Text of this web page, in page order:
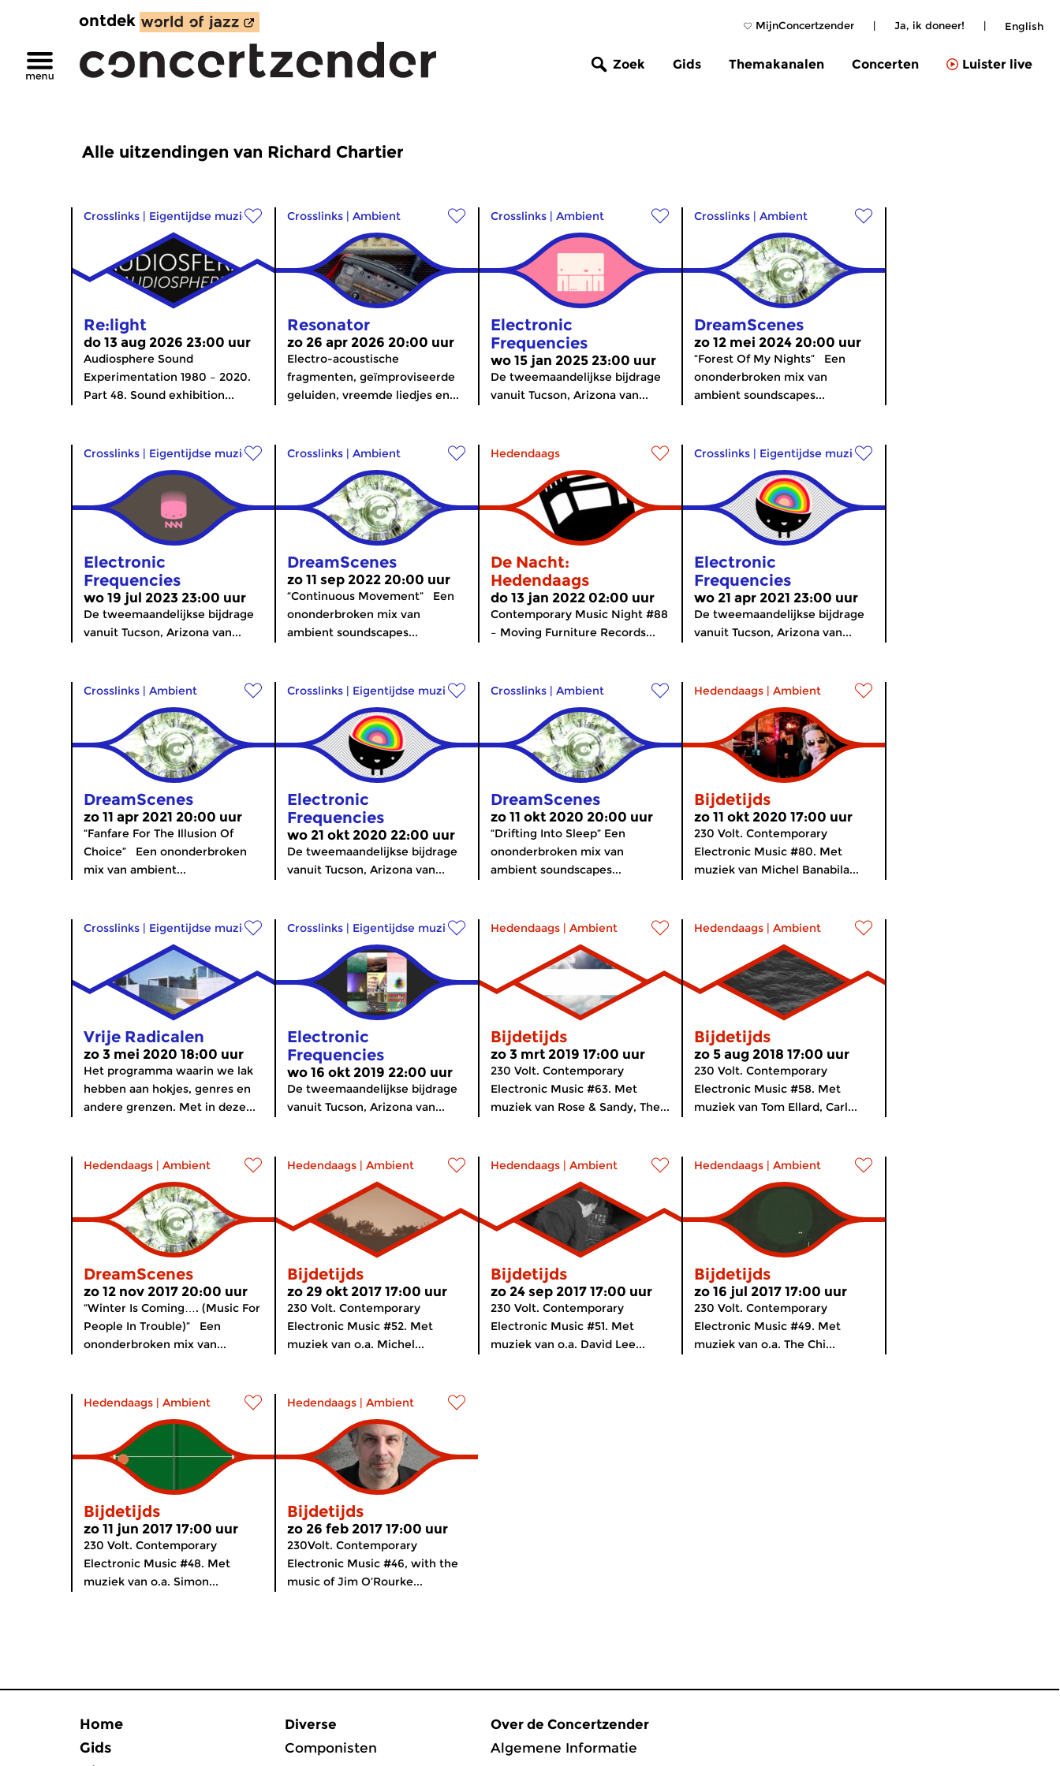
MijnConcertzender | Ja, ik doneer! | English
ontdek
Zoek Gids Themakanalen Concerten Luister live
Alle uitzendingen van Richard Chartier
Crosslinks | Eigentijdse muziek
Re:light
do 13 aug 2026 23:00 uur
Audiosphere Sound
Experimentation 1980 – 2020.
Part 48. Sound exhibition...
Crosslinks | Ambient
Resonator
zo 26 apr 2026 20:00 uur
Electro-acoustische
fragmenten, geïmproviseerde
geluiden, vreemde liedjes en...
Crosslinks | Ambient
Electronic
Frequencies
wo 15 jan 2025 23:00 uur
De tweemaandelijkse bijdrage
vanuit Tucson, Arizona van...
Crosslinks | Ambient
DreamScenes
zo 12 mei 2024 20:00 uur
“Forest Of My Nights” Een
ononderbroken mix van
ambient soundscapes...
Crosslinks | Eigentijdse muziek
Electronic
Frequencies
wo 19 jul 2023 23:00 uur
De tweemaandelijkse bijdrage
vanuit Tucson, Arizona van...
Crosslinks | Ambient
DreamScenes
zo 11 sep 2022 20:00 uur
“Continuous Movement” Een
ononderbroken mix van
ambient soundscapes...
Hedendaags
De Nacht:
Hedendaags
do 13 jan 2022 02:00 uur
Contemporary Music Night #88
– Moving Furniture Records...
Crosslinks | Eigentijdse muziek
Electronic
Frequencies
wo 21 apr 2021 23:00 uur
De tweemaandelijkse bijdrage
vanuit Tucson, Arizona van...
Crosslinks | Ambient
DreamScenes
zo 11 apr 2021 20:00 uur
“Fanfare For The Illusion Of
Choice” Een ononderbroken
mix van ambient...
Crosslinks | Eigentijdse muziek
Electronic
Frequencies
wo 21 okt 2020 22:00 uur
De tweemaandelijkse bijdrage
vanuit Tucson, Arizona van...
Crosslinks | Ambient
DreamScenes
zo 11 okt 2020 20:00 uur
“Drifting Into Sleep” Een
ononderbroken mix van
ambient soundscapes...
Hedendaags | Ambient
Bijdetijds
zo 11 okt 2020 17:00 uur
230 Volt. Contemporary
Electronic Music #80. Met
muziek van Michel Banabila...
Crosslinks | Eigentijdse muziek
Vrije Radicalen
zo 3 mei 2020 18:00 uur
Het programma waarin we lak
hebben aan hokjes, genres en
andere grenzen. Met in deze...
Crosslinks | Eigentijdse muziek
Electronic
Frequencies
wo 16 okt 2019 22:00 uur
De tweemaandelijkse bijdrage
vanuit Tucson, Arizona van...
Hedendaags | Ambient
Bijdetijds
zo 3 mrt 2019 17:00 uur
230 Volt. Contemporary
Electronic Music #63. Met
muziek van Rose & Sandy, The...
Hedendaags | Ambient
Bijdetijds
zo 5 aug 2018 17:00 uur
230 Volt. Contemporary
Electronic Music #58. Met
muziek van Tom Ellard, Carl...
Hedendaags | Ambient
DreamScenes
zo 12 nov 2017 20:00 uur
“Winter Is Coming…. (Music For
People In Trouble)” Een
ononderbroken mix van...
Hedendaags | Ambient
Bijdetijds
zo 29 okt 2017 17:00 uur
230 Volt. Contemporary
Electronic Music #52. Met
muziek van o.a. Michel...
Hedendaags | Ambient
Bijdetijds
zo 24 sep 2017 17:00 uur
230 Volt. Contemporary
Electronic Music #51. Met
muziek van o.a. David Lee...
Hedendaags | Ambient
Bijdetijds
zo 16 jul 2017 17:00 uur
230 Volt. Contemporary
Electronic Music #49. Met
muziek van o.a. The Chi...
Hedendaags | Ambient
Bijdetijds
zo 11 jun 2017 17:00 uur
230 Volt. Contemporary
Electronic Music #48. Met
muziek van o.a. Simon...
Hedendaags | Ambient
Bijdetijds
zo 26 feb 2017 17:00 uur
230Volt. Contemporary
Electronic Music #46, with the
music of Jim O’Rourke...
Home
Gids
Diverse
Componisten
Over de Concertzender
Algemene Informatie